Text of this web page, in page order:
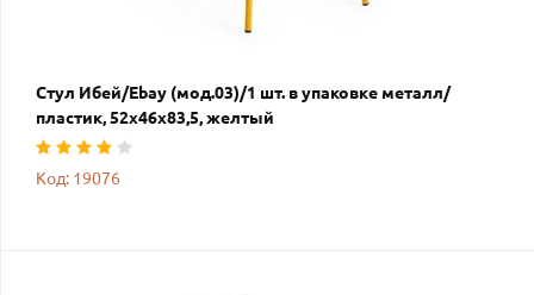
Стул Ибей/Ebay (мод.03)/1 шт. в упаковке металл/
пластик, 52х46х83,5, желтый
Код: 19076